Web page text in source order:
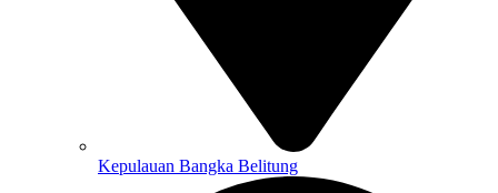
Kepulauan Bangka Belitung